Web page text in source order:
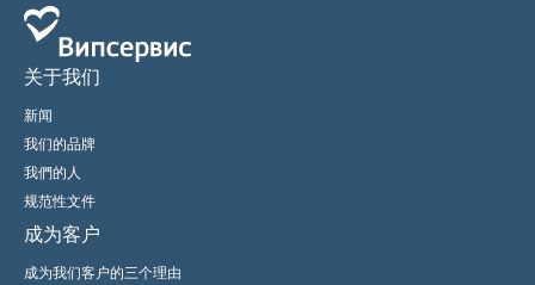
关于我们
新闻
我们的品牌
我們的人
规范性文件
成为客户
成为我们客户的三个理由